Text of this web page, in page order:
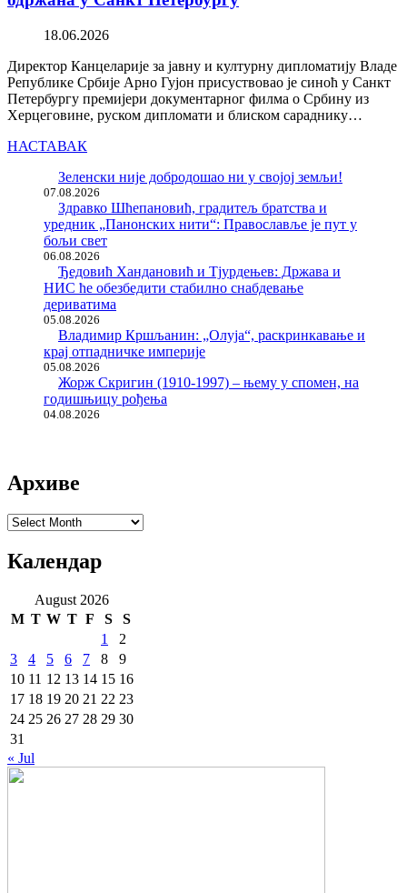
18.06.2026
Директор Канцеларије за јавну и културну дипломатију Владе
Републике Србије Арно Гујон присуствовао је синоћ у Санкт
Петербургу премијери документарног филма о Србину из
Херцеговине, руском дипломати и блиском сараднику…
НАСТАВАК
Зеленски није добродошао ни у својој земљи!
07.08.2026
Здравко Шћепановић, градитељ братства и
уредник „Панонских нити“: Православље је пут у
бољи свет
06.08.2026
Ђедовић Хандановић и Тјурдењев: Држава и
НИС ће обезбедити стабилно снабдевање
дериватима
05.08.2026
Владимир Кршљанин: „Олуја“, раскринкавање и
крај отпадничке империје
05.08.2026
Жорж Скригин (1910-1997) – њему у спомен, на
годишњицу рођења
04.08.2026
Архиве
Архиве
Календар
August 2026
M T W T F S
S
1
2
3
4 5 6 7 8
9
10 11 12 13 14 15 16
17 18 19 20 21 22 23
24 25 26 27 28 29 30
31
« Jul